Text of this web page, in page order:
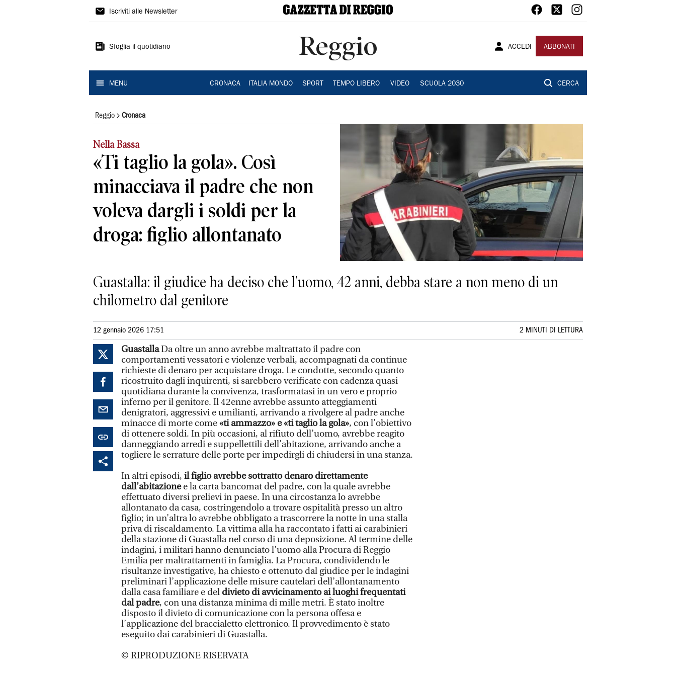
Gazzetta
Reggio
Iscriviti alle Newsletter
Sfoglia il quotidiano Reggio ACCEDI ABBONATI
MENU CRONACA ITALIA MONDO SPORT TEMPO LIBERO VIDEO SCUOLA 2030 CERCA
Reggio Cronaca
Nella Bassa
«Ti taglio la gola». Così
minacciava il padre che non
voleva dargli i soldi per la
droga: figlio allontanato
Guastalla: il giudice ha deciso che l’uomo, 42 anni, debba stare a non meno di un
chilometro dal genitore
12 gennaio 2026 17:51 2 MINUTI DI LETTURA
GuastallaDa oltre un anno avrebbe maltrattato il padre con
comportamenti vessatori e violenze verbali, accompagnati da continue
richieste di denaro per acquistare droga. Le condotte, secondo quanto
ricostruito dagli inquirenti, si sarebbero verificate con cadenza quasi
quotidiana durante la convivenza, trasformatasi in un vero e proprio
inferno per il genitore. Il 42enne avrebbe assunto atteggiamenti
denigratori, aggressivi e umilianti, arrivando a rivolgere al padre anche
minacce di morte come«ti ammazzo» e «ti taglio la gola», con l’obiettivo
di ottenere soldi. In più occasioni, al rifiuto dell’uomo, avrebbe reagito
danneggiando arredi e suppellettili dell’abitazione, arrivando anche a
togliere le serrature delle porte per impedirgli di chiudersi in una stanza.
In altri episodi, il figlio avrebbe sottratto denaro direttamente
dall’abitazionee la carta bancomat del padre, con la quale avrebbe
effettuato diversi prelievi in paese. In una circostanza lo avrebbe
allontanato da casa, costringendolo a trovare ospitalità presso un altro
figlio; in un’altra lo avrebbe obbligato a trascorrere la notte in una stalla
priva di riscaldamento. La vittima alla ha raccontato i fatti ai carabinieri
della stazione di Guastalla nel corso di una deposizione. Al termine delle
indagini, i militari hanno denunciato l’uomo alla Procura di Reggio
Emilia per maltrattamenti in famiglia. La Procura, condividendo le
risultanze investigative, ha chiesto e ottenuto dal giudice per le indagini
preliminari l’applicazione delle misure cautelari dell’allontanamento
dalla casa familiare e del divieto di avvicinamento ai luoghi frequentati
dal padre, con una distanza minima di mille metri. È stato inoltre
disposto il divieto di comunicazione con la persona offesa e
l’applicazione del braccialetto elettronico. Il provvedimento è stato
eseguito dai carabinieri di Guastalla.
© RIPRODUZIONE RISERVATA